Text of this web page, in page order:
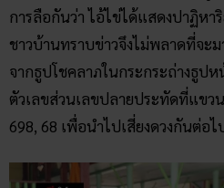
การลือกันว่า ไอ้ไข่ได้แสดงปาฏิหา
ชาวบ้านทราบข่าวจึงไม่พลาดที่จะ
จากธูปโชคลาภในกระกระถ่างธูป
ตัวเลขส่วนเลขปลายประทัดที่แขว
698, 68 เพื่อนำไปเสี่ยงดวงกันต่อไ